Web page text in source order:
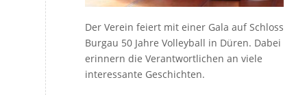
Der Verein feiert mit einer Gala auf Schloss
Burgau 50 Jahre Volleyball in Düren. Dabei
erinnern die Verantwortlichen an viele
interessante Geschichten.